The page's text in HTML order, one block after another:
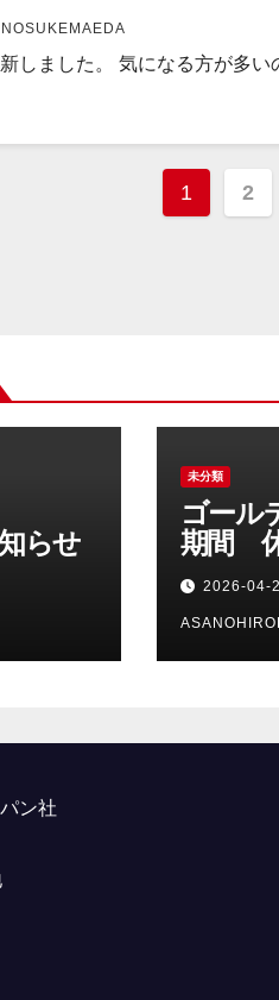
しました。 気になる方が多
投
ジ
送
り
1 2
らせ
未分類
ゴール
期間
らせ
2026-04-
ン社